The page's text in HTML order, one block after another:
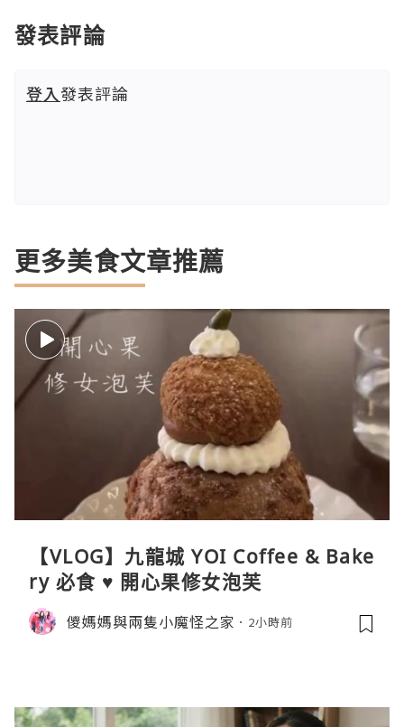
發表評論
登入發表評論
更多美食文章推薦
【VLOG】九龍城 YOI Coffee & Bake
ry 必食 ♥ 開心果修女泡芙
儍媽媽與兩隻小魔怪之家 2小時前